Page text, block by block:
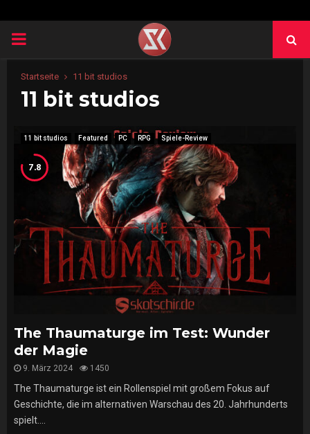
PRIMARY
MENU
Startseite 11 bit studios
11 bit studios
11 bit studios Featured PC RPG Spiele-Review
7.8
The Thaumaturge im Test: Wunder
der Magie
9. März 2024 1450
The Thaumaturge ist ein Rollenspiel mit großem Fokus auf
Geschichte, die im alternativen Warschau des 20. Jahrhunderts
spielt....